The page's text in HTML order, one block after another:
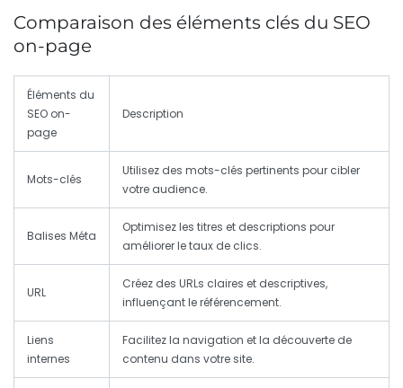
Comparaison des éléments clés du SEO
on-page
Éléments du
SEO on-
page
Description
Mots-clés
Utilisez des mots-clés pertinents pour cibler
votre audience.
Balises Méta
Optimisez les titres et descriptions pour
améliorer le taux de clics.
URL
Créez des URLs claires et descriptives,
influençant le référencement.
Liens
internes
Facilitez la navigation et la découverte de
contenu dans votre site.